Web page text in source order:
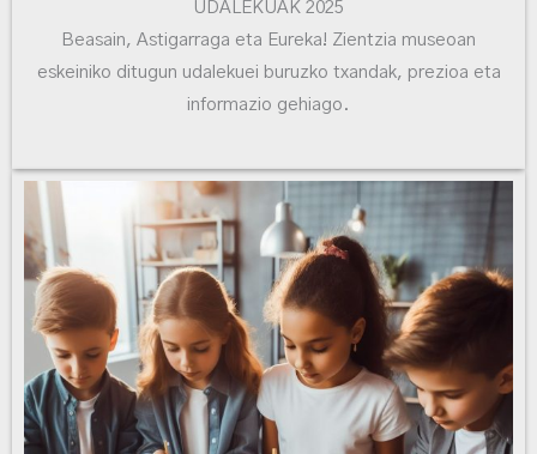
UDALEKUAK 2025
Beasain, Astigarraga eta Eureka! Zientzia museoan
eskeiniko ditugun udalekuei buruzko txandak, prezioa eta
informazio gehiago.